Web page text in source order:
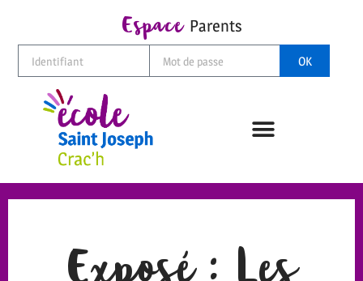
Espace Parents
OK